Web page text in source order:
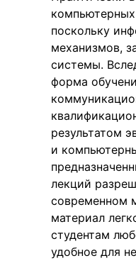
поскольку
механизмов,
системы.
форма
результатом
и
лекций
современном
материал
студентам
удобное для